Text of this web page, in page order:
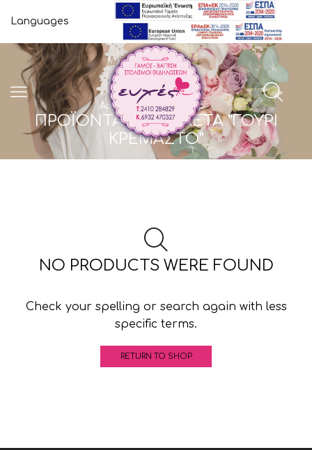
Languages
Αρχική Σελίδα Shop
ΠΡΟΪΌΝΤΑ ΜΕ ΕΤΙΚΈΤΑ “ΓΟΎΡΙ
ΚΡΕΜΑΣΤΌ”
NO PRODUCTS WERE FOUND
Check your spelling or search again with less
specific terms.
RETURN TO SHOP